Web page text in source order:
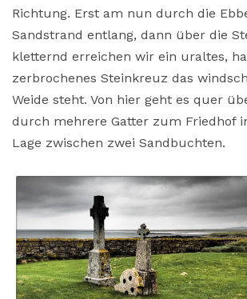
Richtung. Erst am nun durch die
Sandstrand entlang, dann über die
kletternd erreichen wir ein uraltes,
zerbrochenes Steinkreuz das
Weide steht. Von hier geht es quer
durch mehrere Gatter zum Friedhof
Lage zwischen zwei Sandbuchten.